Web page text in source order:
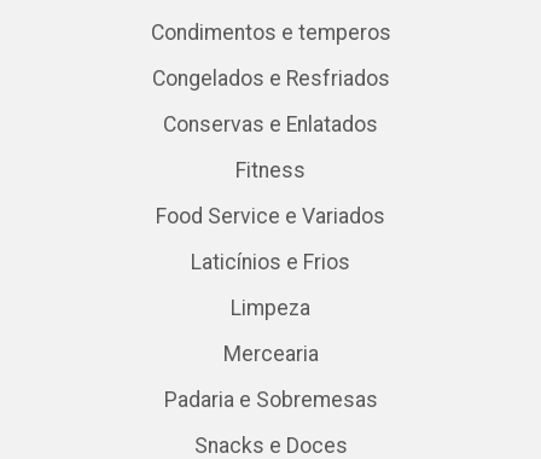
Condimentos e temperos
Congelados e Resfriados
Conservas e Enlatados
Fitness
Food Service e Variados
Laticínios e Frios
Limpeza
Mercearia
Padaria e Sobremesas
Snacks e Doces